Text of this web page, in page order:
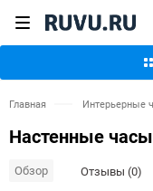
Главная Интерьерные
Настенные
Обзор Отзывы (0)